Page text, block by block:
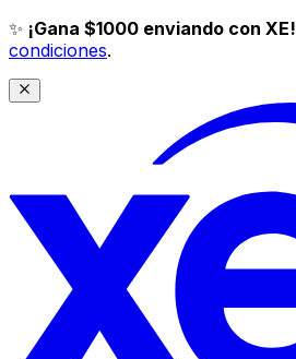
✨ ¡Gana $1000 enviando con XE!
condiciones.